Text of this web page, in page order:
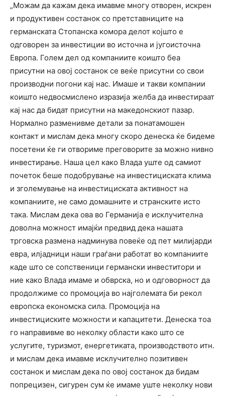
„Можам да кажам дека имавме многу отворен, искрен
и продуктивен состанок со претставниците на
германската Стопанска комора делот којшто е
одговорен за инвестиции во источна и југоисточна
Европа. Голем дел од компаниите коишто беа
присутни на овој состанок се веќе присутни со свои
производни погони кај нас. Имаше и такви компании
коишто недвосмислено изразија желба да инвестираат
кај нас да бидат присутни на македонскиот пазар.
Нормално разменивме детали за понатамошен
контакт и мислам дека многу скоро денеска ќе бидеме
посетени ќе ги отвориме преговорите за можно нивно
инвестирање. Наша цел како Влада уште од самиот
почеток беше подобрување на инвестициската клима
и зголемување на инвестициската активност на
компаниите, не само домашните и странските исто
така. Мислам дека ова во Германија е исклучителна
доволна можност имајќи предвид дека нашата
трговска размена надминува повеќе од пет милијарди
евра, илјадници наши граѓани работат во компаниите
каде што се сопственици германски инвеститори и
ние како Влада имаме и обврска, но и одговорност да
продолжиме со промоција во најголемата би рекол
европска економска сила. Промоција на
инвестициските можности и капацитети. Денеска тоа
го направивме во неколку области како што се
услугите, туризмот, енергетиката, производството итн.
и мислам дека имавме исклучително позитивен
состанок и мислам дека по овој состанок да бидам
попрецизен, сигурен сум ќе имаме уште неколку нови